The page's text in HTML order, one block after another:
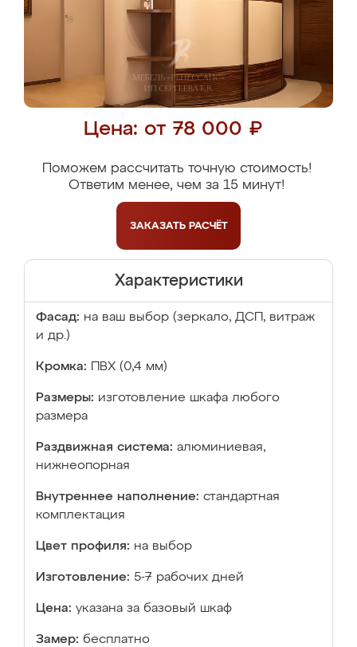
Цена: от 78 000 ₽
Поможем рассчитать точную стоимость!
Ответим менее, чем за 15 минут!
ЗАКАЗАТЬ РАСЧЁТ
Характеристики
Фасад: на ваш выбор (зеркало, ДСП, витраж
и др.)
Кромка: ПВХ (0,4 мм)
Размеры: изготовление шкафа любого
размера
Раздвижная система: алюминиевая,
нижнеопорная
Внутреннее наполнение: стандартная
комплектация
Цвет профиля: на выбор
Изготовление: 5-7 рабочих дней
Цена: указана за базовый шкаф
Замер: бесплатно